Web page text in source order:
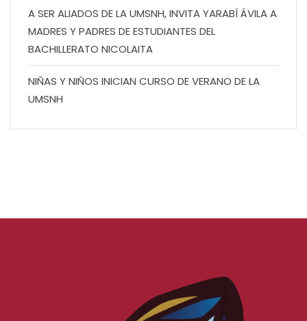
A SER ALIADOS DE LA UMSNH, INVITA YARABÍ ÁVILA A
MADRES Y PADRES DE ESTUDIANTES DEL
BACHILLERATO NICOLAITA
NIÑAS Y NIÑOS INICIAN CURSO DE VERANO DE LA
UMSNH